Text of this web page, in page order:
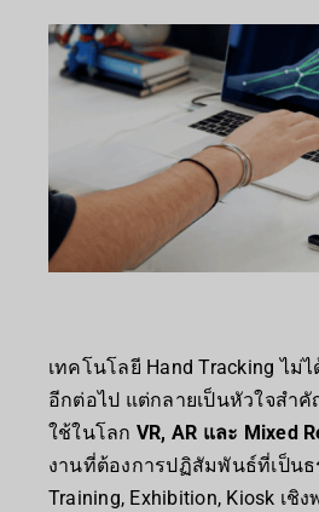
เทคโนโลยี Hand Tracking ไม่ไ
อีกต่อไป แต่กลายเป็นหัวใจสำ
ใช้ในโลก VR, AR และ Mixed
งานที่ต้องการปฏิสัมพันธ์ที่เป็นธ
Training, Exhibition, Kiosk เ